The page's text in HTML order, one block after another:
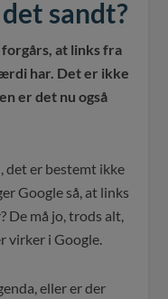
sandt?
at links fra
har. Det er ikke
er det nu også
det er bestemt ikke
Google så, at links
må jo, trods alt,
virker i Google.
eller er der